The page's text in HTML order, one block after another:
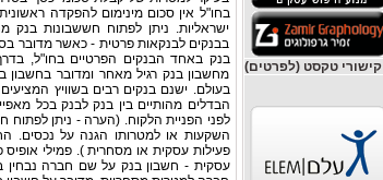
קישורי טקסט (לפרטים)
בחו"ל אין סכום מינימום להפקדה
ישראליות. ניתן לפתוח חששבונות בנק
בנק באחד הבנקים הפרטיים בחו"ל,
מחשבון בנק רגיל מאחר ומדובר בחשבון
בעולם. ישנם בנקים רבים בשוויץ
הבדלים מהותיים בין בנק לבנק בכל
לפני הפניית הלקוח. (הערה - ניתן לפתוח
השקעות או למטרותו הגנה על נכסים.
פעילות עסקית או מסחרית ). פמילי
עסקית - חשבון בנק על שם חברה נבחין